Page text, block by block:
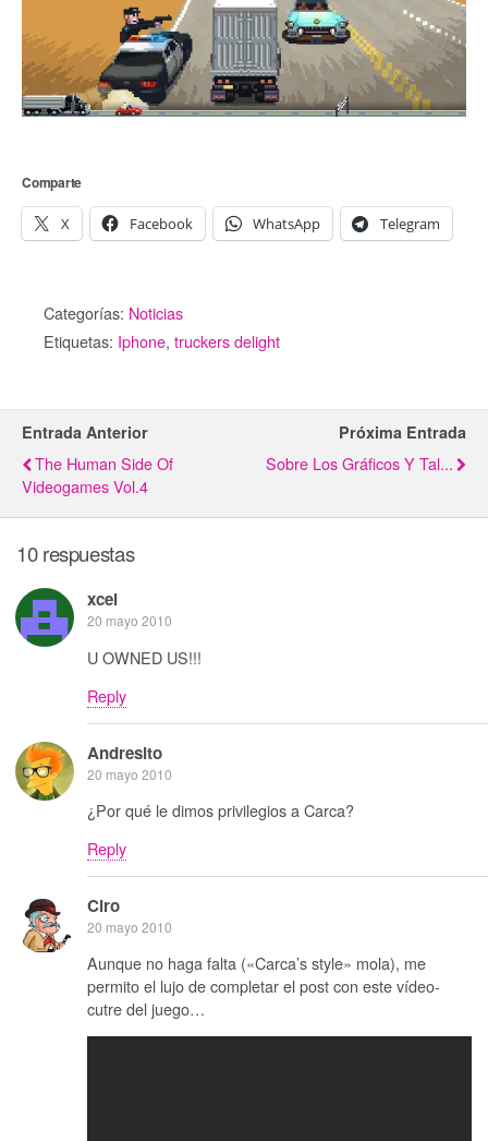
Comparte
X Facebook WhatsApp Telegram
Categorías: Noticias
Etiquetas: Iphone, truckers delight
Entrada Anterior
The Human Side Of
Videogames Vol.4
Próxima Entrada
Sobre Los Gráficos Y Tal...
10 respuestas
xcel
20 mayo 2010
U OWNED US!!!
Reply
Andresito
20 mayo 2010
¿Por qué le dimos privilegios a Carca?
Reply
Ciro
20 mayo 2010
Aunque no haga falta («Carca’s style» mola), me
permito el lujo de completar el post con este vídeo-
cutre del juego…